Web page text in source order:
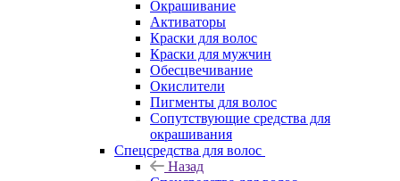
Окрашивание
Активаторы
Краски для волос
Краски для мужчин
Обесцвечивание
Окислители
Пигменты для волос
Сопутствующие средства для
окрашивания
Спецсредства для волос
Назад